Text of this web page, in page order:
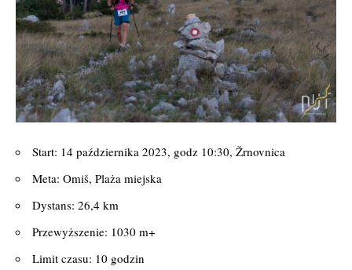
Start: 14 października 2023, godz 10:30, Žrnovnica
Meta: Omiš, Plaża miejska
Dystans: 26,4 km
Przewyższenie: 1030 m+
Limit czasu: 10 godzin